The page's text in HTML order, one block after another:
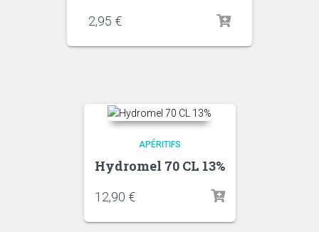
2,95 €
APÉRITIFS
Hydromel 70 CL 13%
12,90 €